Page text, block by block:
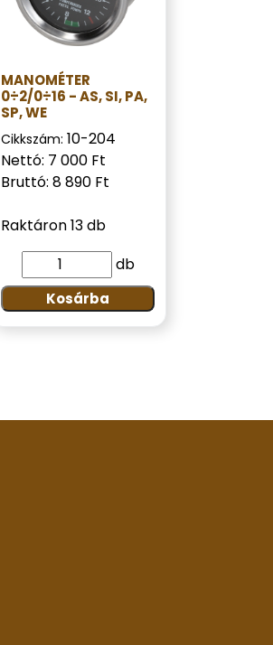
MANOMÉTER
0÷2/0÷16 - AS, SI, PA,
SP, WE
Cikkszám: 10-204
Nettó: 7 000 Ft
Bruttó: 8 890 Ft
Raktáron 13 db
db
Kosárba